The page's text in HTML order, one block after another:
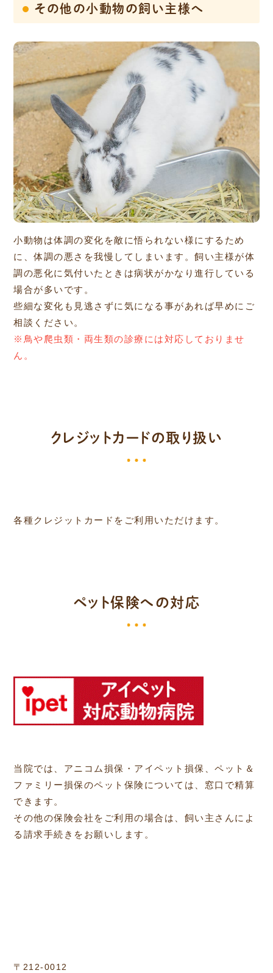
その他の小動物の飼い主様へ
小動物は体調の変化を敵に悟られない様にするため
に、体調の悪さを我慢してしまいます。飼い主様が体
調の悪化に気付いたときは病状がかなり進行している
場合が多いです。
些細な変化も見逃さずに気になる事があれば早めにご
相談ください。
※鳥や爬虫類・両生類の診療には対応しておりませ
ん。
クレジットカードの取り扱い
各種クレジットカードをご利用いただけます。
ペット保険への対応
当院では、アニコム損保・アイペット損保、ペット＆
ファミリー損保のペット保険については、窓口で精算
できます。
その他の保険会社をご利用の場合は、飼い主さんによ
る請求手続きをお願いします。
〒212-0012